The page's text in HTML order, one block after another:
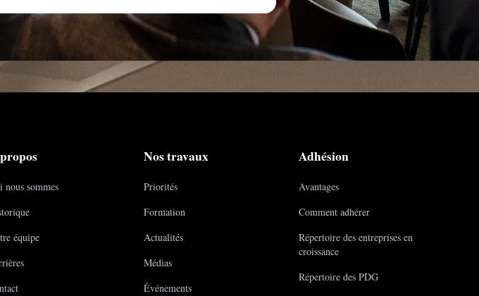
nous sommes
équipe
Nos travaux
Priorités
Formation
Actualités
Médias
Événements
Adhésion
Avantages
Comment adhérer
Répertoire des entreprises en
croissance
Répertoire des PDG